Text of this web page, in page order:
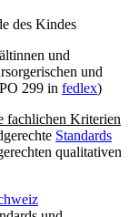
des Kindes
und
und
299 in fedlex)
fachlichen Kriterien
Standards
qualitativen